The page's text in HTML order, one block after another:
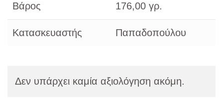
Βάρος 176,00 γρ.
Κατασκευαστής Παπαδοπούλου
Δεν υπάρχει καμία αξιολόγηση ακόμη.